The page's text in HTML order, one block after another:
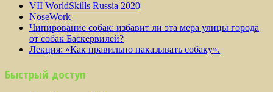
VII WorldSkills Russia 2020
NoseWork
Чипирование собак: избавит ли эта мера улицы города
от собак Баскервилей?
Лекция: «Как правильно наказывать собаку».
Быстрый доступ